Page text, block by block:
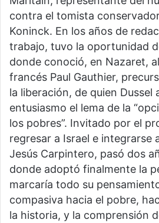
contra el tomista
Koninck. En los años de
trabajo, tuvo la oportunidad
donde conoció, en Nazaret,
francés Paul Gauthier,
la liberación, de quien Dussel
entusiasmo el lema de la
los pobres”. Invitado por el
regresar a Israel e integrarse
Jesús Carpintero, pasó dos
donde adoptó finalmente la
marcaría todo su
compasiva hacia el pobre,
la historia, y la comprensión